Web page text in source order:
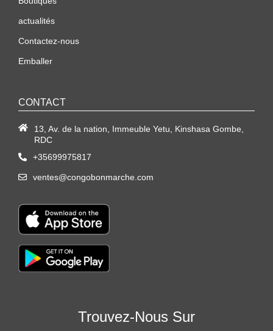
actualités
Contactez-nous
Emballer
CONTACT
13, Av. de la nation, Immeuble Yetu, Kinshasa Gombe,
RDC
+35699975817
ventes@congobonmarche.com
Trouvez-Nous Sur